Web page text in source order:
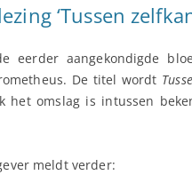
‘Tussen
eerder aangekondigde
De titel wordt
het omslag is intussen
meldt verder: